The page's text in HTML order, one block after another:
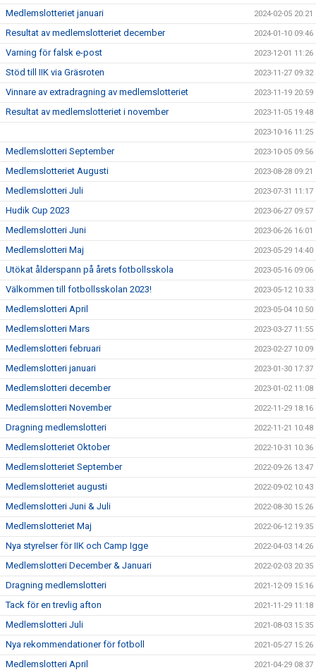
Medlemslotteriet januari 2024-02-05 20:21
Resultat av medlemslotteriet december 2024-01-10 09:46
Varning för falsk e-post 2023-12-01 11:26
Stöd till IIK via Gräsroten 2023-11-27 09:32
Vinnare av extradragning av medlemslotteriet 2023-11-19 20:59
Resultat av medlemslotteriet i november 2023-11-05 19:48
2023-10-16 11:25
Medlemslotteri September 2023-10-05 09:56
Medlemslotteriet Augusti 2023-08-28 09:21
Medlemslotteri Juli 2023-07-31 11:17
Hudik Cup 2023 2023-06-27 09:57
Medlemslotteri Juni 2023-06-26 16:01
Medlemslotteri Maj 2023-05-29 14:40
Utökat ålderspann på årets fotbollsskola 2023-05-16 09:06
Välkommen till fotbollsskolan 2023! 2023-05-12 10:33
Medlemslotteri April 2023-05-04 10:50
Medlemslotteri Mars 2023-03-27 11:55
Medlemslotteri februari 2023-02-27 10:09
Medlemslotteri januari 2023-01-30 17:37
Medlemslotteri december 2023-01-02 11:08
Medlemslotteri November 2022-11-29 18:16
Dragning medlemslotteri 2022-11-21 10:48
Medlemslotteriet Oktober 2022-10-31 10:36
Medlemslotteriet September 2022-09-26 13:47
Medlemslotteriet augusti 2022-09-02 10:43
Medlemslotteri Juni & Juli 2022-08-30 15:26
Medlemslotteriet Maj 2022-06-12 19:35
Nya styrelser för IIK och Camp Igge 2022-04-03 14:26
Medlemslotteri December & Januari 2022-02-03 20:35
Dragning medlemslotteri 2021-12-09 15:16
Tack för en trevlig afton 2021-11-29 11:18
Medlemslotteri Juli 2021-08-03 15:35
Nya rekommendationer för fotboll 2021-05-27 15:26
Medlemslotteri April 2021-04-29 08:37